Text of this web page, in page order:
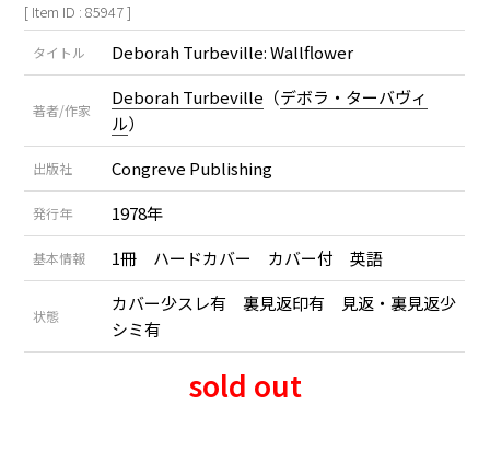
[ Item ID : 85947 ]
タイトル Deborah Turbeville: Wallflower
著者/作家
Deborah Turbeville （デボラ・ターバヴィ
ル）
出版社 Congreve Publishing
発行年 1978年
基本情報 1冊 ハードカバー カバー付 英語
状態
カバー少スレ有 裏見返印有 見返・裏見返少
シミ有
sold out